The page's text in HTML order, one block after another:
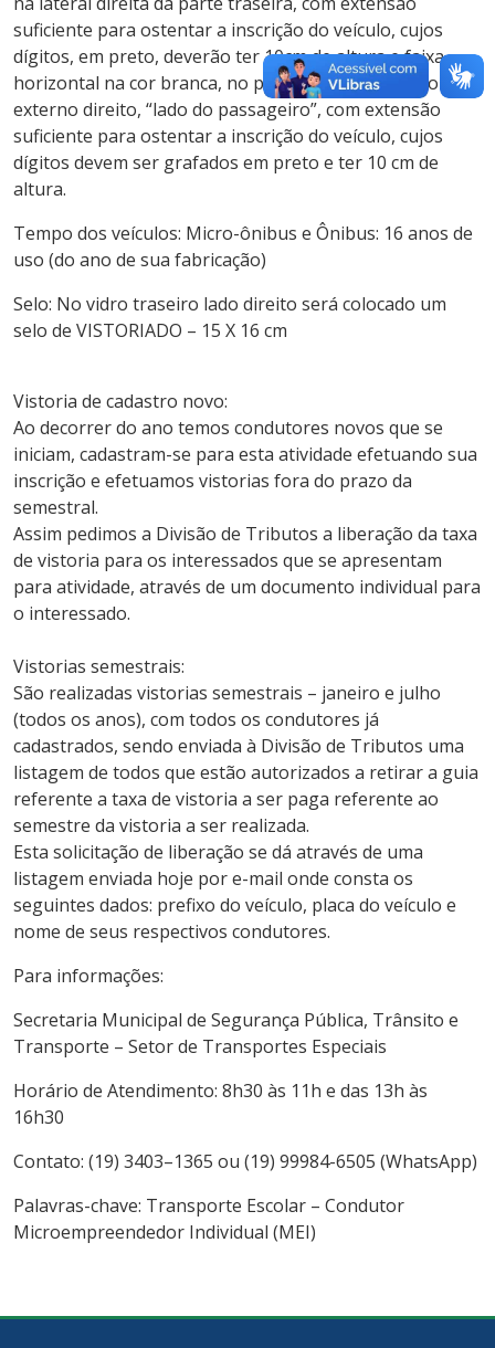
suficiente para ostentar a inscrição do veículo, cujos
dígitos, em preto, deverão ter 10cm de altura e faixa
horizontal na cor branca, no parabrisa dianteiro do lado
externo direito, “lado do passageiro”, com extensão
suficiente para ostentar a inscrição do veículo, cujos
dígitos devem ser grafados em preto e ter 10 cm de
altura.
Tempo dos veículos: Micro-ônibus e Ônibus: 16 anos de
uso (do ano de sua fabricação)
Selo: No vidro traseiro lado direito será colocado um
selo de VISTORIADO – 15 X 16 cm
Vistoria de cadastro novo:
Ao decorrer do ano temos condutores novos que se
iniciam, cadastram-se para esta atividade efetuando sua
inscrição e efetuamos vistorias fora do prazo da
semestral.
Assim pedimos a Divisão de Tributos a liberação da taxa
de vistoria para os interessados que se apresentam
para atividade, através de um documento individual para
o interessado.
Vistorias semestrais:
São realizadas vistorias semestrais – janeiro e julho
(todos os anos), com todos os condutores já
cadastrados, sendo enviada à Divisão de Tributos uma
listagem de todos que estão autorizados a retirar a guia
referente a taxa de vistoria a ser paga referente ao
semestre da vistoria a ser realizada.
Esta solicitação de liberação se dá através de uma
listagem enviada hoje por e-mail onde consta os
seguintes dados: prefixo do veículo, placa do veículo e
nome de seus respectivos condutores.
Para informações:
Secretaria Municipal de Segurança Pública, Trânsito e
Transporte – Setor de Transportes Especiais
Horário de Atendimento: 8h30 às 11h e das 13h às
16h30
Contato: (19) 3403–1365 ou (19) 99984-6505 (WhatsApp)
Palavras-chave: Transporte Escolar – Condutor
Microempreendedor Individual (MEI)